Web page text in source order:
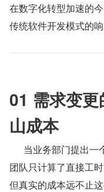
在数字化转型加速的
传统软件开发模式的响
01 需求变
山成本
团队只计算了直接工
但真实的成本远不止这